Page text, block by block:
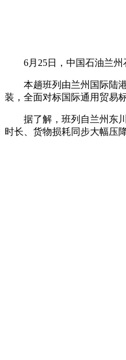
6月25日，中国石油兰
本趟班列由兰州国际陆港
装，全面对标国际通用贸易标
据了解，班列自兰州东川
时长、货物损耗同步大幅压